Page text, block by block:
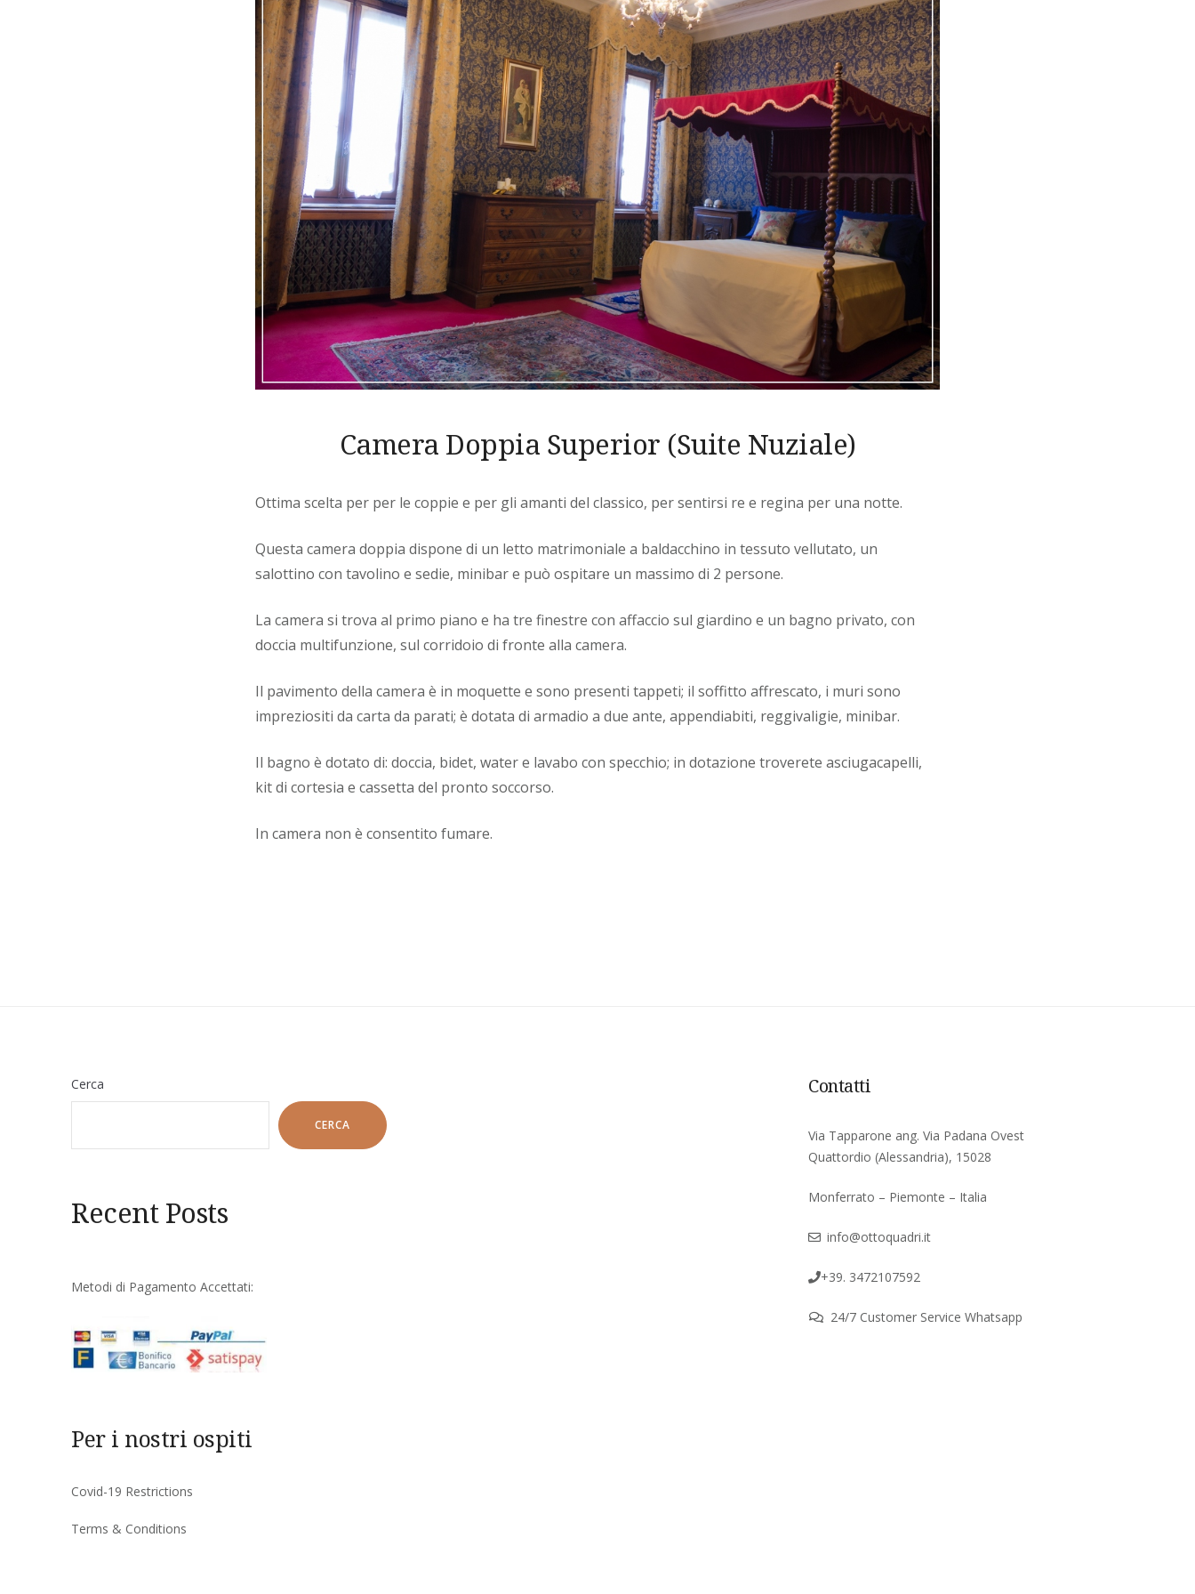
Camera Doppia Superior (Suite Nuziale)
Ottima scelta per per le coppie e per gli amanti del classico, per sentirsi re e regina per una notte.
Questa camera doppia dispone di un letto matrimoniale a baldacchino in tessuto vellutato, un
salottino con tavolino e sedie, minibar e può ospitare un massimo di 2 persone.
La camera si trova al primo piano e ha tre finestre con affaccio sul giardino e un bagno privato, con
doccia multifunzione, sul corridoio di fronte alla camera.
Il pavimento della camera è in moquette e sono presenti tappeti; il soffitto affrescato, i muri sono
impreziositi da carta da parati; è dotata di armadio a due ante, appendiabiti, reggivaligie, minibar.
Il bagno è dotato di: doccia, bidet, water e lavabo con specchio; in dotazione troverete asciugacapelli,
kit di cortesia e cassetta del pronto soccorso.
In camera non è consentito fumare.
Cerca
CERCA
Recent Posts
Metodi di Pagamento Accettati:
Per i nostri ospiti
Covid-19 Restrictions
Terms & Conditions
Contatti
Via Tapparone ang. Via Padana Ovest
Quattordio (Alessandria), 15028
Monferrato – Piemonte – Italia
info@ottoquadri.it
+39. 3472107592
24/7 Customer Service Whatsapp